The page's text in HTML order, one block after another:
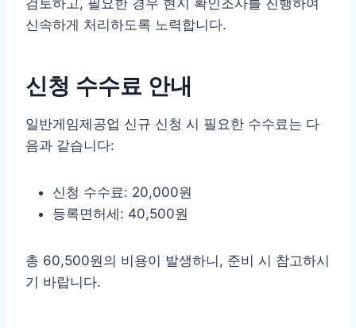
신속하게 처리하도록 노력합니다.
신청 수수료 안내
일반게임제공업 신규 신청 시 필요한 수수료는 다
음과 같습니다:
신청 수수료: 20,000원
등록면허세: 40,500원
총 60,500원의 비용이 발생하니, 준비 시 참고하시
기 바랍니다.